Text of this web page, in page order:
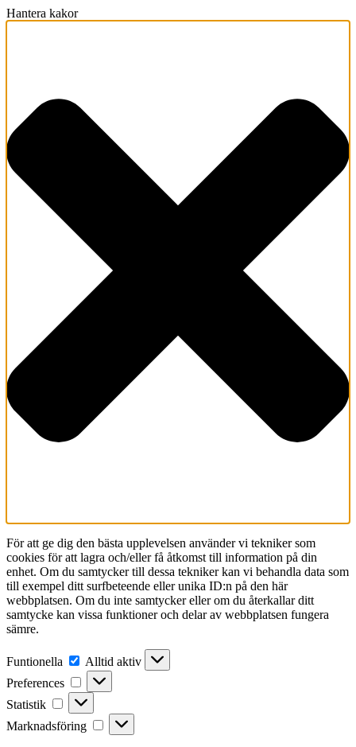
Hantera kakor
För att ge dig den bästa upplevelsen använder vi tekniker som
cookies för att lagra och/eller få åtkomst till information på din
enhet. Om du samtycker till dessa tekniker kan vi behandla data som
till exempel ditt surfbeteende eller unika ID:n på den här
webbplatsen. Om du inte samtycker eller om du återkallar ditt
samtycke kan vissa funktioner och delar av webbplatsen fungera
sämre.
Funtionella Funtionella
Alltid aktiv
Preferences
Preferences
Statistik Statistik
Marknadsföring Marknadsföring